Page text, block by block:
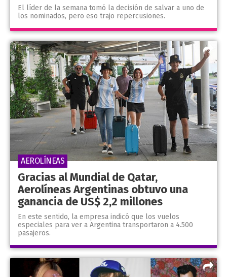
El líder de la semana tomó la decisión de salvar a uno de
los nominados, pero eso trajo repercusiones.
Gracias al Mundial de Qatar,
Aerolíneas Argentinas obtuvo una
ganancia de US$ 2,2 millones
En este sentido, la empresa indicó que los vuelos
especiales para ver a Argentina transportaron a 4.500
pasajeros.
AEROLÍNEAS